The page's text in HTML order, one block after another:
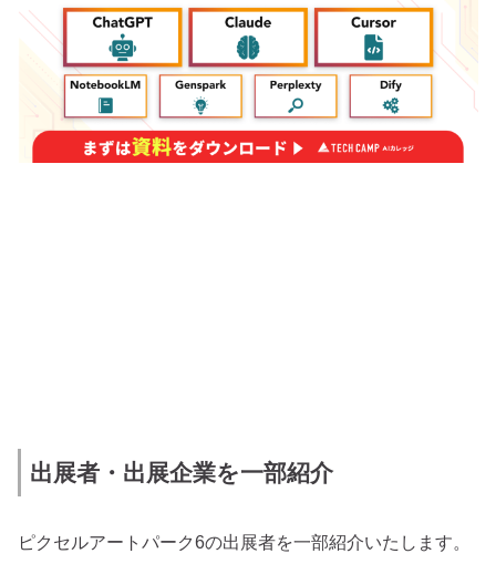
出展者・出展企業を一部紹介
ピクセルアートパーク6の出展者を一部紹介いたします。